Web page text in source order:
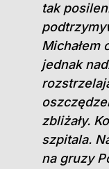
tak
Michałem
jednak
zbliżały.
szpitala.
na gruzy